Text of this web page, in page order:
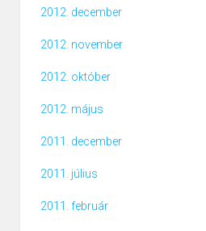
2012. december
2012. november
2012. október
2012. május
2011. december
2011. július
2011. február